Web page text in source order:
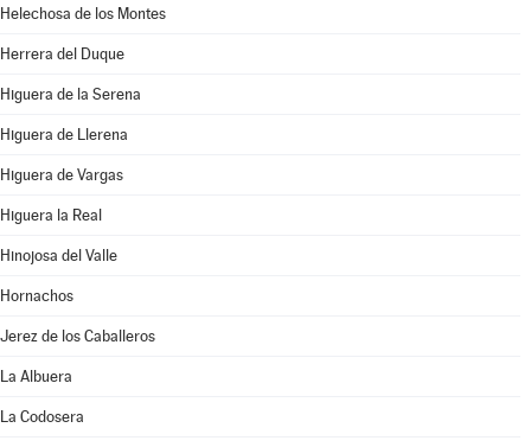
Helechosa de los Montes
Herrera del Duque
Higuera de la Serena
Higuera de Llerena
Higuera de Vargas
Higuera la Real
Hinojosa del Valle
Hornachos
Jerez de los Caballeros
La Albuera
La Codosera